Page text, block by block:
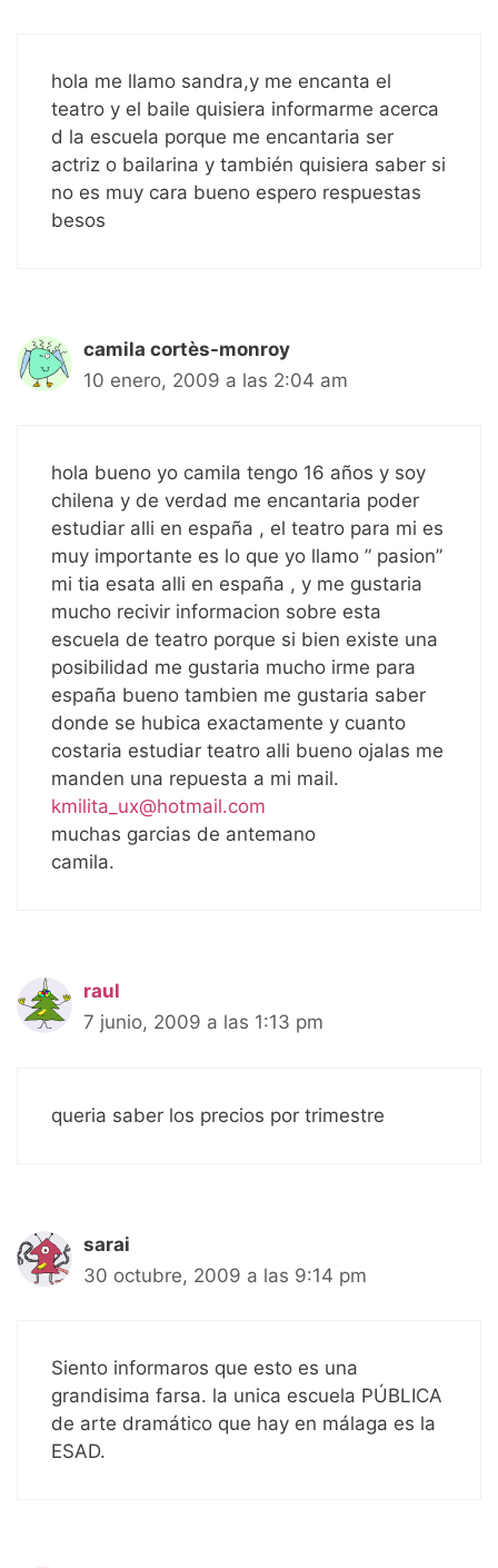
hola me llamo sandra,y me encanta el
teatro y el baile quisiera informarme acerca
d la escuela porque me encantaria ser
actriz o bailarina y también quisiera saber si
no es muy cara bueno espero respuestas
besos
camila cortès-monroy
10 enero, 2009 a las 2:04 am
hola bueno yo camila tengo 16 años y soy
chilena y de verdad me encantaria poder
estudiar alli en españa , el teatro para mi es
muy importante es lo que yo llamo ” pasion”
mi tia esata alli en españa , y me gustaria
mucho recivir informacion sobre esta
escuela de teatro porque si bien existe una
posibilidad me gustaria mucho irme para
españa bueno tambien me gustaria saber
donde se hubica exactamente y cuanto
costaria estudiar teatro alli bueno ojalas me
manden una repuesta a mi mail.
kmilita_ux@hotmail.com
muchas garcias de antemano
camila.
raul
7 junio, 2009 a las 1:13 pm
queria saber los precios por trimestre
sarai
30 octubre, 2009 a las 9:14 pm
Siento informaros que esto es una
grandisima farsa. la unica escuela PÚBLICA
de arte dramático que hay en málaga es la
ESAD.